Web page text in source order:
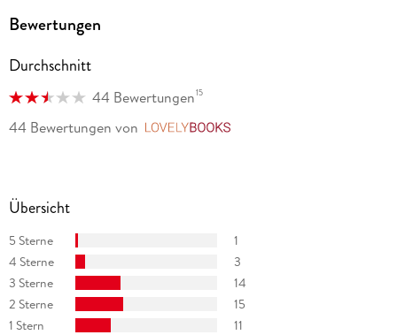
Bewertungen
Durchschnitt
44 Bewertungen15
44 Bewertungen von
Übersicht
5 Sterne
1
4 Sterne
3
3 Sterne
14
2 Sterne
15
1 Stern
11